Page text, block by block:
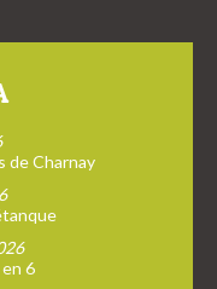
de Charnay
6